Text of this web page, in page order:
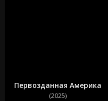
Первозданная Америка
(2025)